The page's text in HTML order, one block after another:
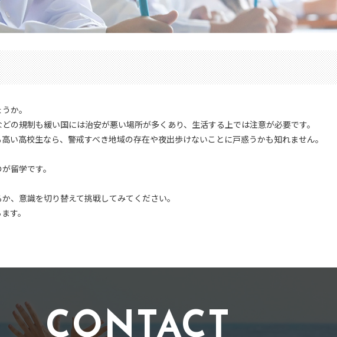
か。
の規制も緩い国には治安が悪い場所が多くあり、生活する上では注意が必要です。
い高校生なら、警戒すべき地域の存在や夜出歩けないことに戸惑うかも知れません。
留学です。
、意識を切り替えて挑戦してみてください。
す。
CONTACT